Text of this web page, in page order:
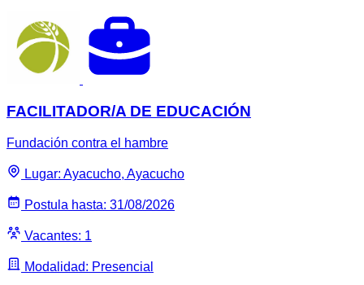
FACILITADOR/A DE EDUCACIÓN
Fundación contra el hambre
Lugar: Ayacucho, Ayacucho
Postula hasta: 31/08/2026
Vacantes: 1
Modalidad: Presencial